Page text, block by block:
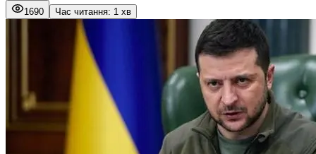
1690 Час читання: 1 хв